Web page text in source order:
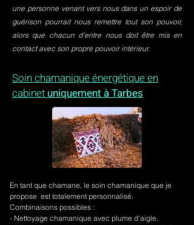
une personne venant vers nous dans un espoir de
guérison pourrait nous remettre tout son pouvoir,
alors que chacun d’entre nous doit être mis en
contact avec son propre pouvoir intérieur.
Soin chamanique énergétique en
cabinet uniquement à Tarbes
En tant que chamane, le soin chamanique que je
propose est totalement personnalisé.
Combinaisons possibles :
- Nettoyage chamanique avec plume d'aigle.